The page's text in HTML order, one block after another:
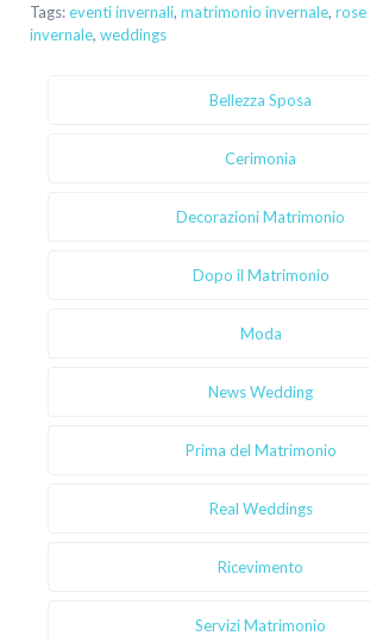
Tags:eventi invernali, matrimonio invernale, rose
invernale, weddings
Bellezza Sposa
Cerimonia
Decorazioni Matrimonio
Dopo il Matrimonio
Moda
News Wedding
Prima del Matrimonio
Real Weddings
Ricevimento
Servizi Matrimonio